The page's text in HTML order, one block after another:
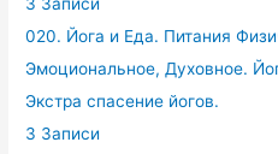
020. Йога и Еда. Питания
Эмоциональное, Духовное.
Экстра спасение йогов.
3 Записи